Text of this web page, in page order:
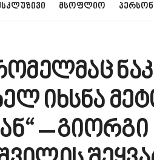
ᲛᲡᲝᲤᲚᲘᲝ
იხსნა
– გიორგი